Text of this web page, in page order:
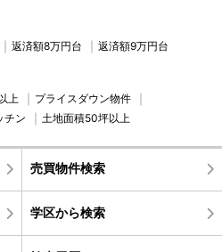
返済額8万円台 返済額9万円台
上
プライスダウン物件
チン 土地面積50坪以上
売買物件検索
学区から検索